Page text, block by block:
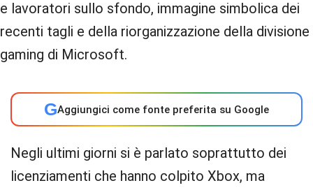
GAggiungici come fonte preferita su Google
Negli ultimi giorni si è parlato soprattutto dei
licenziamenti che hanno colpito Xbox, ma